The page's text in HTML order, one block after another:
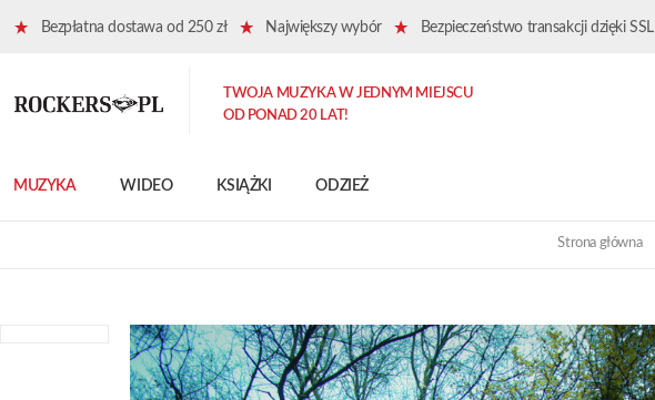
Bezpłatna dostawa od 250 zł Największy wybór Bezpieczeństwo transakcji dzięki SSL
MUZYKA WIDEO KSIĄŻKI ODZIEŻ
TWOJA MUZYKA W JEDNYM MIEJSCU
OD PONAD 20 LAT!
Strona główna